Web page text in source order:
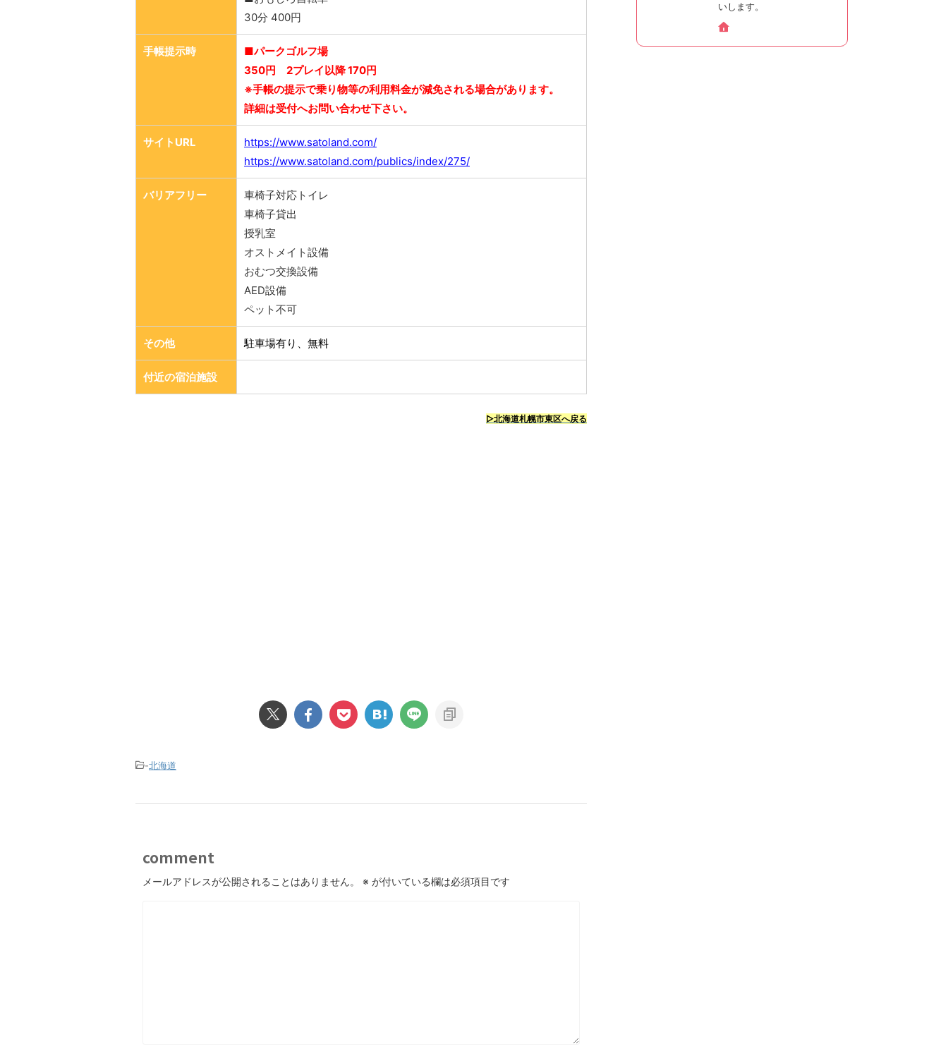
30分 400円
手帳提示時
■パークゴルフ場
350円 2プレイ以降 170円
※手帳の提示で乗り物等の利用料金が減免される場合があります。
詳細は受付へお問い合わせ下さい。
サイトURL
https://www.satoland.com/
https://www.satoland.com/publics/index/275/
バリアフリー
車椅子対応トイレ
車椅子貸出
授乳室
オストメイト設備
おむつ交換設備
AED設備
ペット不可
その他 駐車場有り、無料
付近の宿泊施設
▷北海道札幌市東区へ戻る
-北海道
comment
メールアドレスが公開されることはありません。 ※ が付いている欄は必須項目です
いします。